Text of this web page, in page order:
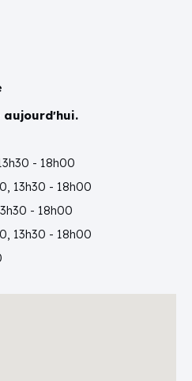
aujourd'hui.
- 18h00
13h30 - 18h00
- 18h00
13h30 - 18h00